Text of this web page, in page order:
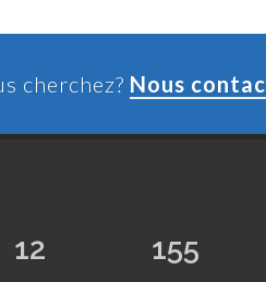
cherchez? Nous
12 155